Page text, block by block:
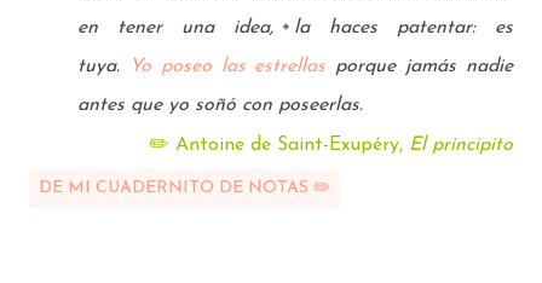
en tener una idea, la haces patentar: es
tuya.
Yo poseo las estrellas porque jamás nadie
antes que yo soñó con poseerlas.
✏️ Antoine de Saint-Exupéry, El principito
DE MI CUADERNITO DE NOTAS ✏️